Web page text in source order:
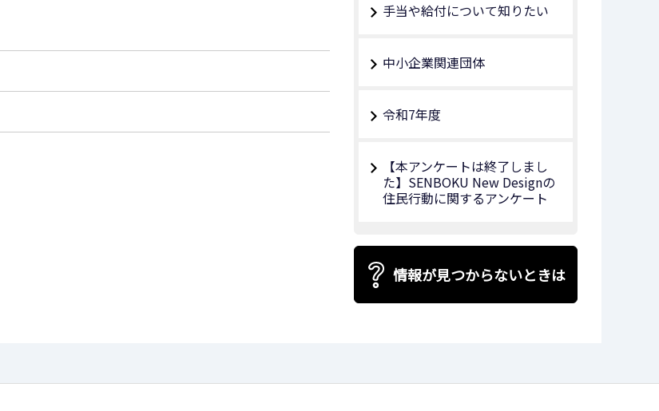
手当や給付について知りたい
中小企業関連団体
令和7年度
【本アンケートは終了しまし
た】SENBOKU New Designの
住民行動に関するアンケート
情報が見つからないときは